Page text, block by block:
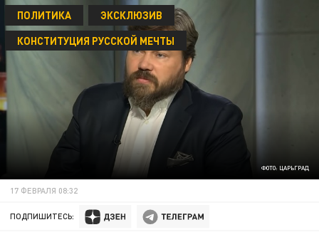
ФОТО: ЦАРЬГРАД
ПОЛИТИКА
ЭКСКЛЮЗИВ
КОНСТИТУЦИЯ РУССКОЙ МЕЧТЫ
17 ФЕВРАЛЯ 08:32
ПОДПИШИТЕСЬ: